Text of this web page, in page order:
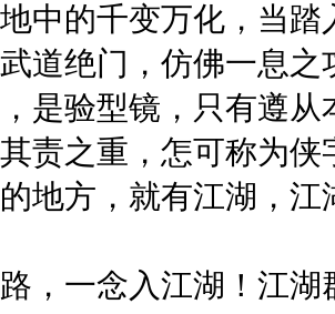
中的千变万化，当
道绝门，仿佛一息
是验型镜，只有遵
责之重，怎可称为
地方，就有江湖，
，一念入江湖！江